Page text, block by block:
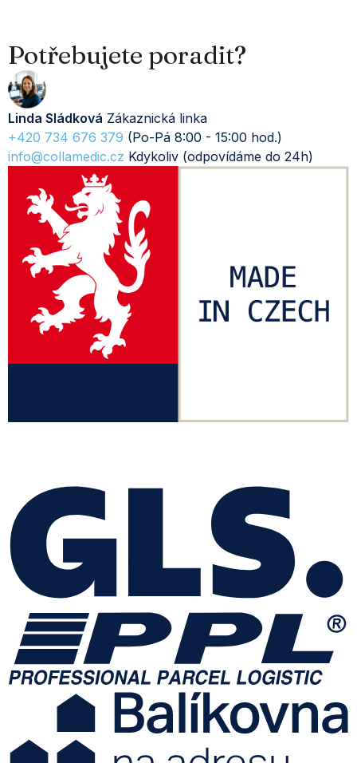
Potřebujete poradit?
Linda Sládková Zákaznická linka
+420 734 676 379 (Po-Pá 8:00 - 15:00 hod.)
info@collamedic.cz Kdykoliv (odpovídáme do 24h)